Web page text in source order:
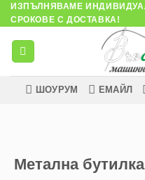
Skip
to
content
ИЗПЪЛНЯВАМЕ
СРОКОВЕ С ДОСТАВКА!
ШОУРУМ ЕМАЙЛ
Метална